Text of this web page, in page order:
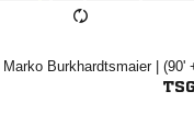
 | (90'